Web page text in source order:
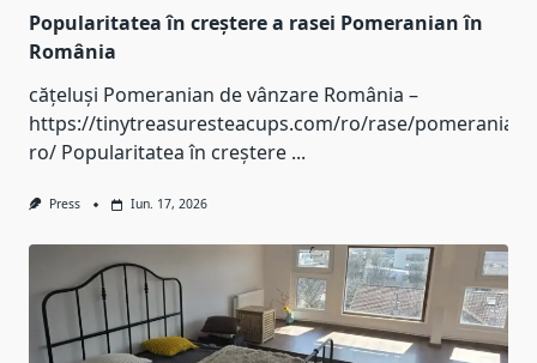
Popularitatea în creștere a rasei Pomeranian în
România
cățeluși Pomeranian de vânzare România –
https://tinytreasuresteacups.com/ro/rase/pomeranian-
ro/ Popularitatea în creștere ...
Press Iun. 17, 2026